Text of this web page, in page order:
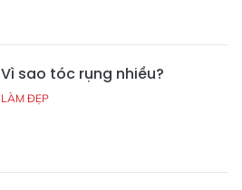
Vì sao tóc rụng nhiều?
LÀM ĐẸP